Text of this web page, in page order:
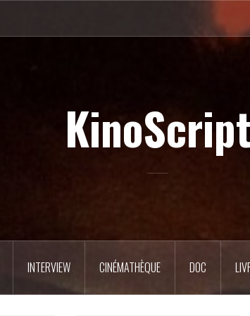
KinoScript
INTERVIEW CINÉMATHÈQUE DOC